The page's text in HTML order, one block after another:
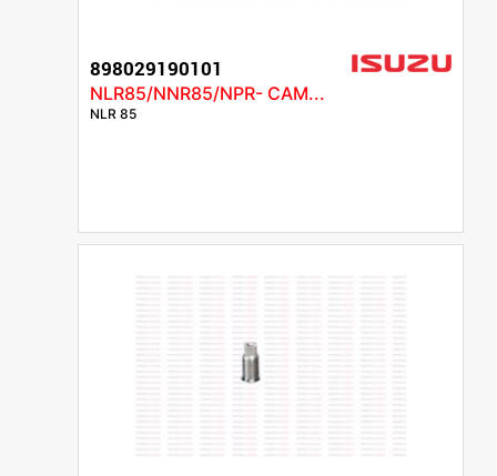
898029190101
NLR85/NNR85/NPR- CAM...
NLR 85